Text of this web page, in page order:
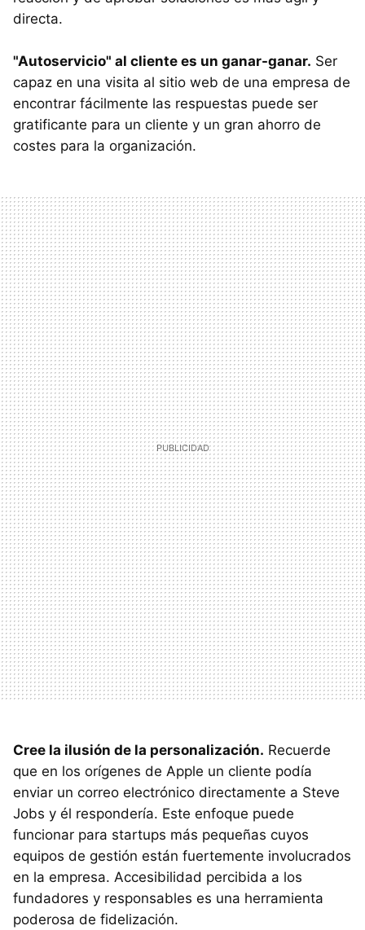
directa.
"Autoservicio" al cliente es un ganar-ganar. Ser
capaz en una visita al sitio web de una empresa de
encontrar fácilmente las respuestas puede ser
gratificante para un cliente y un gran ahorro de
costes para la organización.
Cree la ilusión de la personalización. Recuerde
que en los orígenes de Apple un cliente podía
enviar un correo electrónico directamente a Steve
Jobs y él respondería. Este enfoque puede
funcionar para startups más pequeñas cuyos
equipos de gestión están fuertemente involucrados
en la empresa. Accesibilidad percibida a los
fundadores y responsables es una herramienta
poderosa de fidelización.